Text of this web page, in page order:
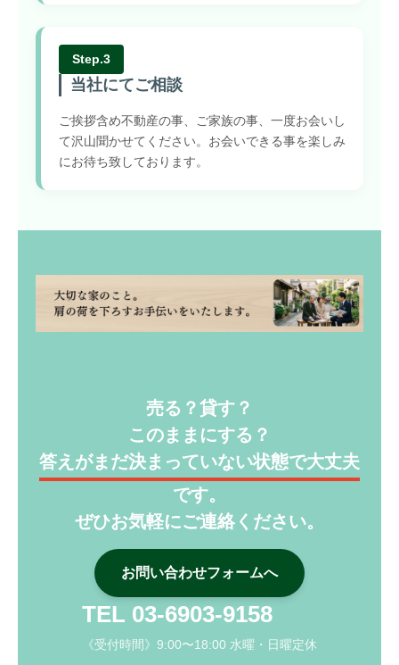
Step.3
当社にてご相談
ご挨拶含め不動産の事、ご家族の事、一度お会いし
て沢山聞かせてください。お会いできる事を楽しみ
にお待ち致しております。
売る？貸す？
このままにする？
答えがまだ決まっていない状態で大丈夫
です。
ぜひお気軽にご連絡ください。
お問い合わせフォームへ
TEL 03-6903-9158
《受付時間》9:00〜18:00 水曜・日曜定休